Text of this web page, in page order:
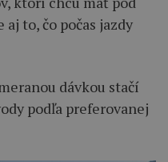
to, čo počas jazdy
dávkou stačí
podľa preferovanej